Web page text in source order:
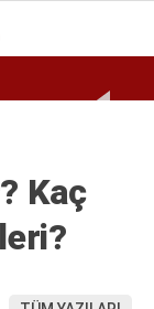
Kaç